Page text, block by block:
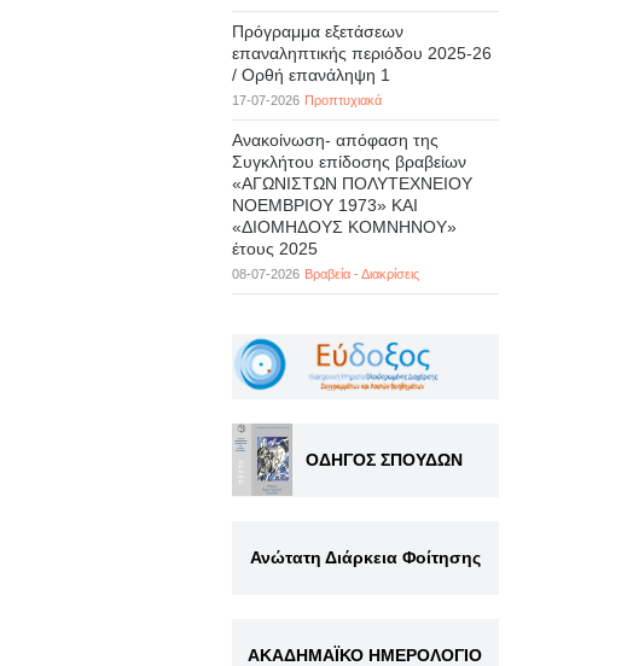
Πρόγραμμα εξετάσεων
επαναληπτικής περιόδου 2025-26
/ Ορθή επανάληψη 1
17-07-2026 Προπτυχιακά
Ανακοίνωση- απόφαση της
Συγκλήτου επίδοσης βραβείων
«ΑΓΩΝΙΣΤΩΝ ΠΟΛΥΤΕΧΝΕΙΟΥ
ΝΟΕΜΒΡΙΟΥ 1973» ΚΑΙ
«ΔΙΟΜΗΔΟΥΣ ΚΟΜΝΗΝΟΥ»
έτους 2025
08-07-2026 Βραβεία - Διακρίσεις
ΟΔΗΓΟΣ ΣΠΟΥΔΩΝ
Ανώτατη Διάρκεια Φοίτησης
ΑΚΑΔΗΜΑΪΚΟ ΗΜΕΡΟΛΟΓΙΟ